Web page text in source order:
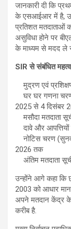
जानकारी दी कि
के एसआईआर में है,
प्रतिशत मतदाताओं
असुविधा होने पर
के माध्यम से मदद ले
SIR से संबंधित
मुद्रण एवं
घर घर गणना
2025 से 4 दिसंबर
मसौदा मतदाता
दावे और
नोटिस चरण
2026 तक
अंतिम मतदाता
उन्होंने आगे कहा कि
2003 को आधार
अपने मतदान केंद्र के
करीब है.